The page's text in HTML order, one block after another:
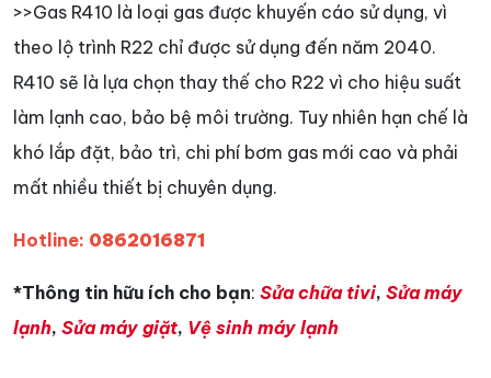
>>Gas R410 là loại gas được khuyến cáo sử dụng, vì
theo lộ trình R22 chỉ được sử dụng đến năm 2040.
R410 sẽ là lựa chọn thay thế cho R22 vì cho hiệu suất
làm lạnh cao, bảo bệ môi trường. Tuy nhiên hạn chế là
khó lắp đặt, bảo trì, chi phí bơm gas mới cao và phải
mất nhiều thiết bị chuyên dụng.
Hotline: 0862016871
*Thông tin hữu ích cho bạn: Sửa chữa tivi, Sửa máy
lạnh, Sửa máy giặt, Vệ sinh máy lạnh